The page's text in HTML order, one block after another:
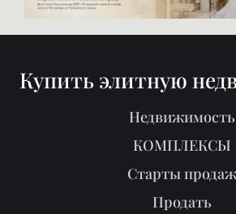
Купить элитную
Недвижимость
КОМПЛЕКСЫ
Старты продаж
Продать